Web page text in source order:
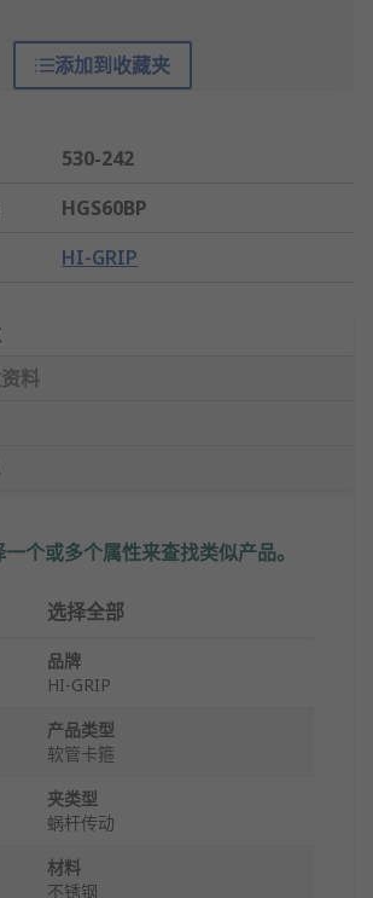
添加到收藏夹
530-242
HGS60BP
HI-GRIP
料
个或多个属性来查找类似产品。
选择全部
品牌
HI-GRIP
产品类型
软管卡箍
夹类型
蜗杆传动
材料
不锈钢